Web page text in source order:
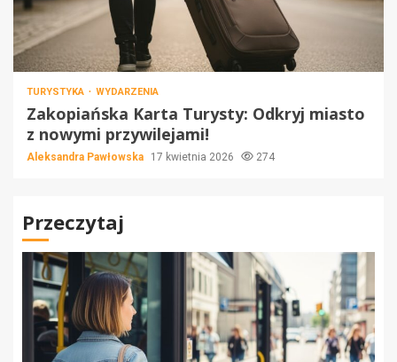
TURYSTYKA WYDARZENIA
Zakopiańska Karta Turysty: Odkryj miasto
z nowymi przywilejami!
Aleksandra Pawłowska 17 kwietnia 2026 274
Przeczytaj